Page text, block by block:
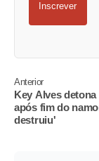
Inscrever
Anterior
Key Alves
após fim do
destruiu'